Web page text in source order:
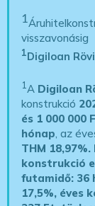
1
visszavonásig
1Digiloan
1A Digiloan
konstrukció
és 1 000 000
hónap, az
THM 18,97%.
konstrukció
futamidő: 36
17,5%, éves